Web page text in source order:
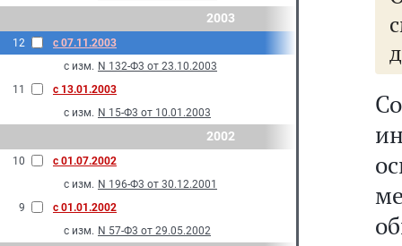
2003
12
с 07.11.2003
с изм. N 132-Ф3 от 23.10.2003
11
с 13.01.2003
с изм. N 15-Ф3 от 10.01.2003
2002
10
с 01.07.2002
с изм. N 196-Ф3 от 30.12.2001
9
с 01.01.2002
с изм. N 57-Ф3 от 29.05.2002